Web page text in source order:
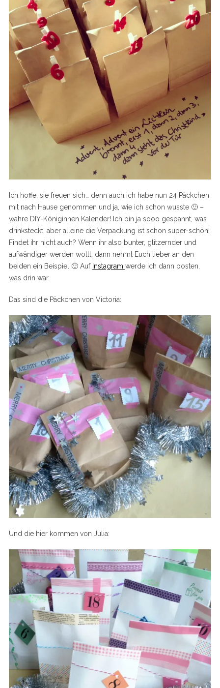
Ich hoffe, sie freuen sich… denn auch ich habe nun 24 Päckchen
mit nach Hause genommen und ja, wie ich schon wusste 🙂 –
wahre DIY-Königinnen Kalender! Ich bin ja sooo gespannt, was
drinksteckt, aber alleine die Verpackung ist schon super-schön!
Findet ihr nicht auch? Wenn ihr also bunter, glitzernder und
aufwändiger werden wollt, dann nehmt Euch lieber an den
beiden ein Beispiel 🙂 Auf Instagram werde ich dann posten,
was drin war.
Das sind die Päckchen von Victoria:
Und die hier kommen von Julia: